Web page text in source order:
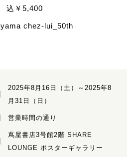
込￥5,400
chez-lui_50th
2025年8月16日（土）～2025年8
月31日（日）
営業時間の通り
蔦屋書店3号館2階 SHARE
LOUNGE ポスターギャラリー